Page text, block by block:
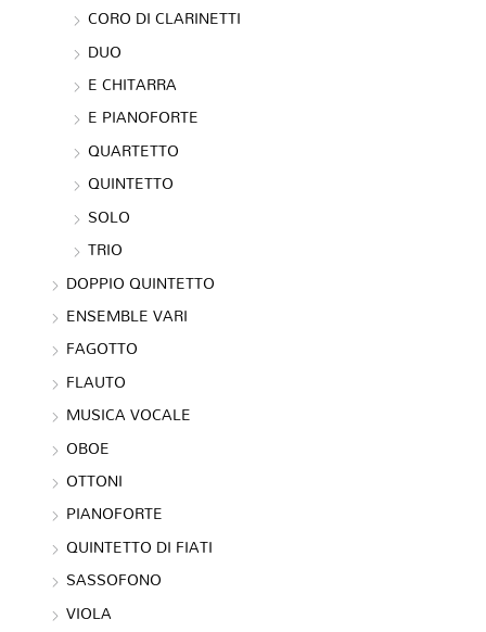
CORO DI CLARINETTI
DUO
E CHITARRA
E PIANOFORTE
QUARTETTO
QUINTETTO
SOLO
TRIO
DOPPIO QUINTETTO
ENSEMBLE VARI
FAGOTTO
FLAUTO
MUSICA VOCALE
OBOE
OTTONI
PIANOFORTE
QUINTETTO DI FIATI
SASSOFONO
VIOLA